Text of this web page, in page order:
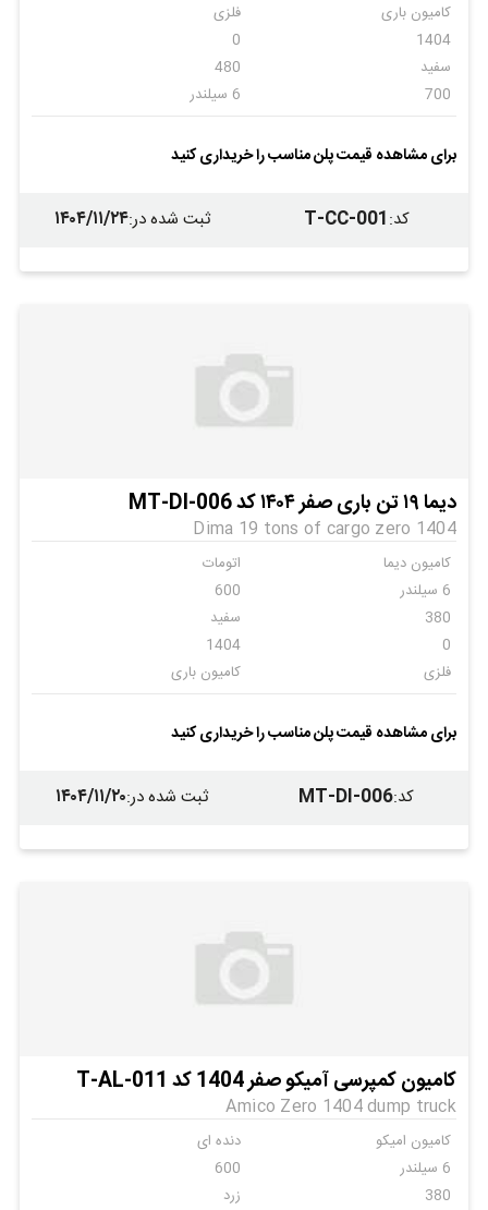
کامیون باری
فلزی
1404
0
سفید
480
700
6 سیلندر
ندارد
ندارد
برای مشاهده قیمت پلن مناسب را خریداری کنید
کد:
T-CC-001 ثبت شده در:۱۴۰۴/۱۱/۲۴
دیما ۱۹ تن باری صفر ۱۴۰۴ کد MT-DI-006
Dima 19 tons of cargo zero 1404
کامیون دیما
اتومات
6 سیلندر
600
380
سفید
0
1404
فلزی
کامیون باری
ندارد
ندارد
برای مشاهده قیمت پلن مناسب را خریداری کنید
کد:
MT-DI-006 ثبت شده در:۱۴۰۴/۱۱/۲۰
کامیون کمپرسی آمیکو صفر 1404 کد T-AL-011
Amico Zero 1404 dump truck
کامیون امیکو
دنده ای
6 سیلندر
600
380
زرد